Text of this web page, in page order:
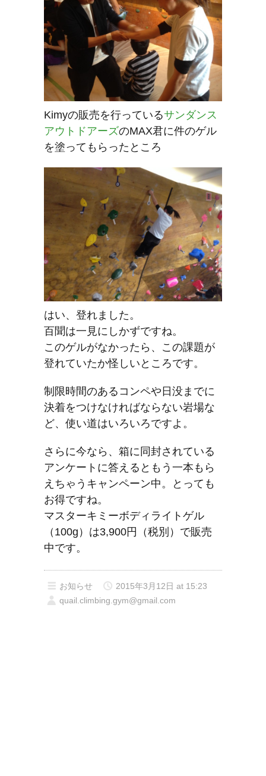
Kimyの販売を行っているサンダンス
アウトドアーズのMAX君に件のゲル
を塗ってもらったところ
はい、登れました。
百聞は一見にしかずですね。
このゲルがなかったら、この課題が
登れていたか怪しいところです。
制限時間のあるコンペや日没までに
決着をつけなければならない岩場な
ど、使い道はいろいろですよ。
さらに今なら、箱に同封されている
アンケートに答えるともう一本もら
えちゃうキャンペーン中。とっても
お得ですね。
マスターキミーボディライトゲル
（100g）は3,900円（税別）で販売
中です。
お知らせ
2015年3月12日 at 15:23
quail.climbing.gym@gmail.com